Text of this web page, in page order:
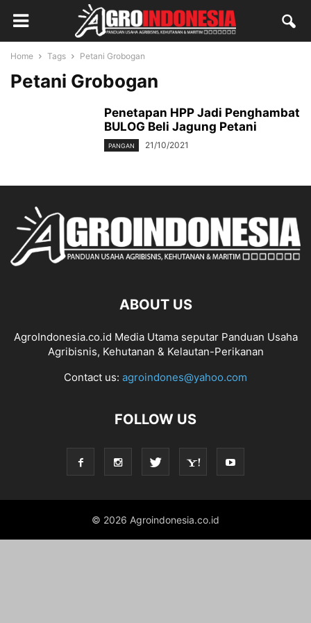
Home Tags Petani Grobogan
Petani Grobogan
Penetapan HPP Jadi Penghambat
BULOG Beli Jagung Petani
PANGAN 21/10/2021
ABOUT US
AgroIndonesia.co.id Media Utama seputar Panduan Usaha
Agribisnis, Kehutanan & Kelautan-Perikanan
Contact us: agroindones@yahoo.com
FOLLOW US
© 2026 Agroindonesia.co.id